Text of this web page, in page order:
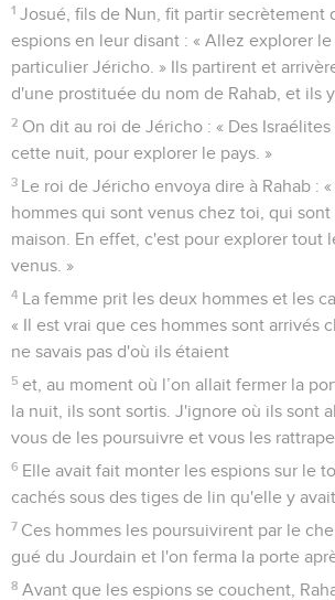
1 Josué, fils de Nun, fit partir secrètement
espions en leur disant : « Allez explorer le
particulier Jéricho. » Ils partirent et
d'une prostituée du nom de Rahab, et ils
2 On dit au roi de Jéricho : « Des Israélites
cette nuit, pour explorer le pays. »
3 Le roi de Jéricho envoya dire à Rahab :
hommes qui sont venus chez toi, qui sont
maison. En effet, c'est pour explorer tout
venus. »
4 La femme prit les deux hommes et les
« Il est vrai que ces hommes sont arrivés
ne savais pas d'où ils étaient
5 et, au moment où l’on allait fermer la
la nuit, ils sont sortis. J'ignore où ils sont
vous de les poursuivre et vous les
6 Elle avait fait monter les espions sur le
cachés sous des tiges de lin qu'elle y
7 Ces hommes les poursuivirent par le
gué du Jourdain et l'on ferma la porte
8 Avant que les espions se couchent,